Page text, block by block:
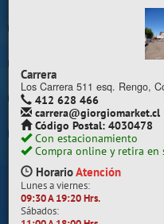
Su compra se
Información de la sala
412 628 495
Carrera
Los Carrera 511 esq. Rengo,
412 628 466
carrera@giorgiomarket.cl
Código Postal: 4030478
Con estacionamiento
Compra online y retira en
HorarioAtención
Lunes a viernes:
09:30 A 19:20 Hrs.
Sábados: